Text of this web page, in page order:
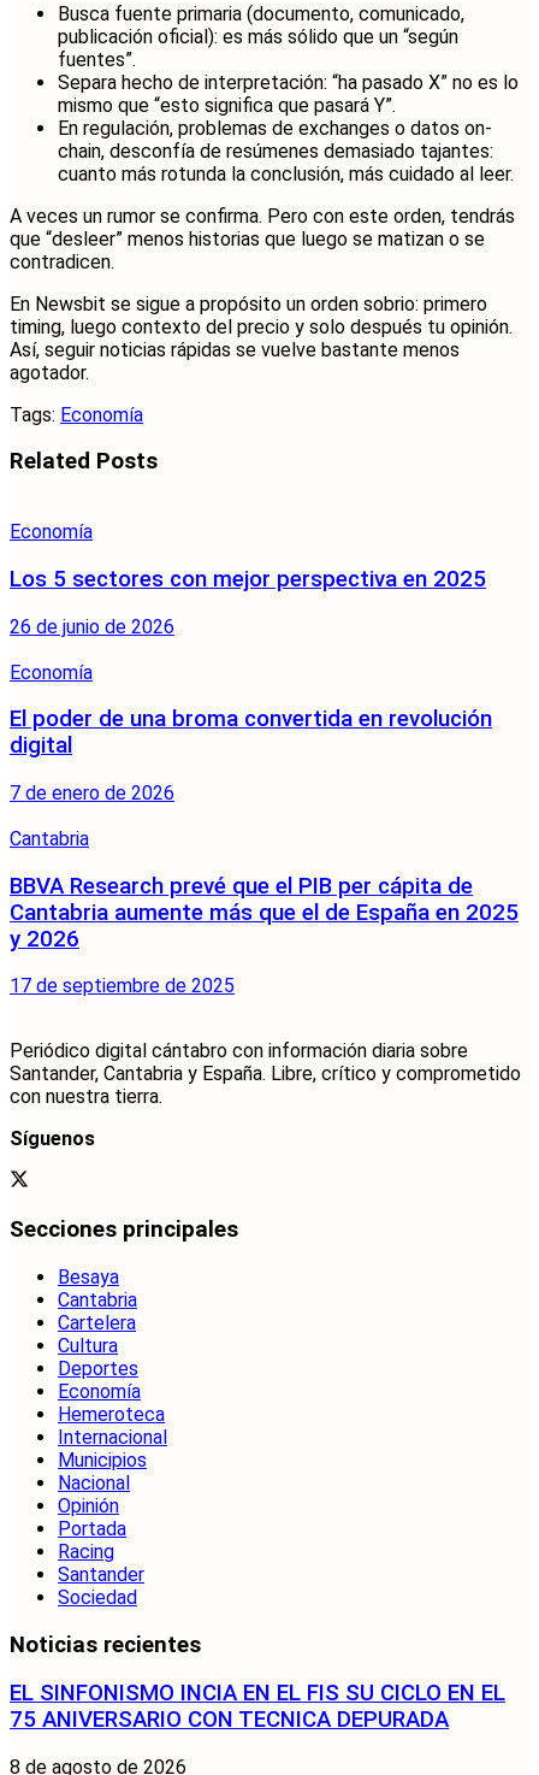
Busca fuente primaria (documento, comunicado,
publicación oficial): es más sólido que un “según
fuentes”.
Separa hecho de interpretación: “ha pasado X” no es lo
mismo que “esto significa que pasará Y”.
En regulación, problemas de exchanges o datos on-
chain, desconfía de resúmenes demasiado tajantes:
cuanto más rotunda la conclusión, más cuidado al leer.
A veces un rumor se confirma. Pero con este orden, tendrás
que “desleer” menos historias que luego se matizan o se
contradicen.
En Newsbit se sigue a propósito un orden sobrio: primero
timing, luego contexto del precio y solo después tu opinión.
Así, seguir noticias rápidas se vuelve bastante menos
agotador.
Tags: Economía
Related Posts
Economía
Los 5 sectores con mejor perspectiva en 2025
26 de junio de 2026
Economía
El poder de una broma convertida en revolución
digital
7 de enero de 2026
Cantabria
BBVA Research prevé que el PIB per cápita de
Cantabria aumente más que el de España en 2025
y 2026
17 de septiembre de 2025
Periódico digital cántabro con información diaria sobre
Santander, Cantabria y España. Libre, crítico y comprometido
con nuestra tierra.
Síguenos
Secciones principales
Besaya
Cantabria
Cartelera
Cultura
Deportes
Economía
Hemeroteca
Internacional
Municipios
Nacional
Opinión
Portada
Racing
Santander
Sociedad
Noticias recientes
EL SINFONISMO INCIA EN EL FIS SU CICLO EN EL
75 ANIVERSARIO CON TECNICA DEPURADA
8 de agosto de 2026